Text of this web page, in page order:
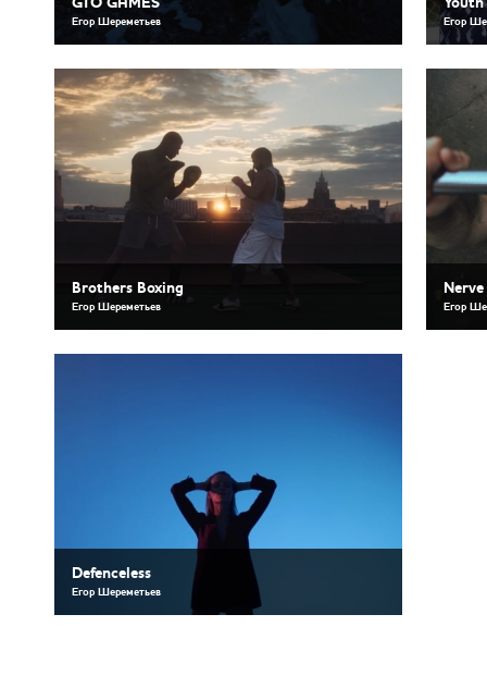
Егор Шереметьев Егор
Brothers Boxing
Егор Шереметьев
Nerve
Егор
Defenceless
Егор Шереметьев